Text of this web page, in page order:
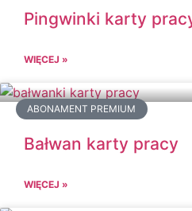
Pingwinki karty
WIĘCEJ »
ABONAMENT PREMIUM
Bałwan karty pracy
WIĘCEJ »